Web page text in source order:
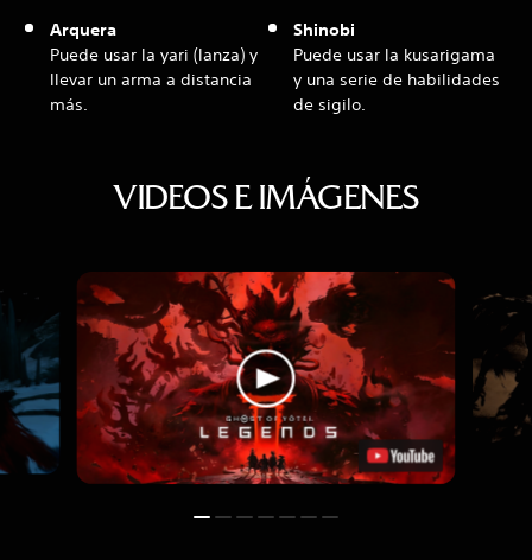
Arquera
Puede usar la yari (lanza) y
llevar un arma a distancia
más.
Shinobi
Puede usar la kusarigama
y una serie de habilidades
de sigilo.
VIDEOS E IMÁGENES